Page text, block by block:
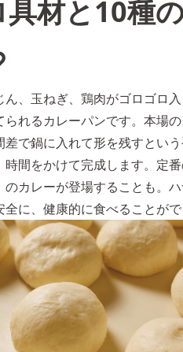
具材と10種
ん、玉ねぎ、鶏肉がゴロゴロ
られるカレーパンです。本場
差で鍋に入れて形を残すとい
間をかけて完成します。定
カレーが登場することも。
に、健康的に食べることがで